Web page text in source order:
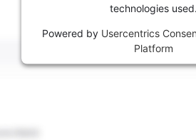
technologies used.
Powered by Usercentrics
Platform